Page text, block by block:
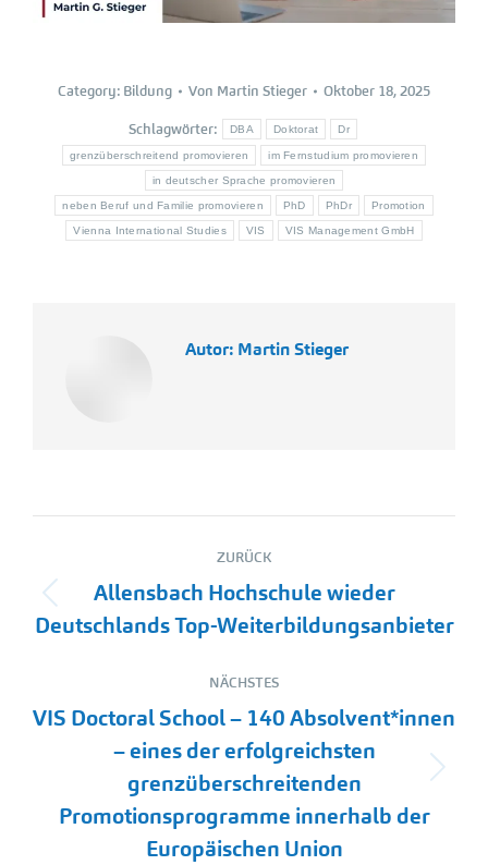
Category: Bildung Von Martin Stieger Oktober 18, 2025
Schlagwörter: DBA Doktorat Dr
grenzüberschreitend promovieren im Fernstudium promovieren
in deutscher Sprache promovieren
neben Beruf und Familie promovieren PhD PhDr Promotion
Vienna International Studies VIS VIS Management GmbH
Autor: Martin Stieger
Kommentarnavigation
ZURÜCK
Vorheriger
Beitrag:
Allensbach Hochschule wieder
Deutschlands Top-Weiterbildungsanbieter
NÄCHSTES
Nächster
Beitrag:
VIS Doctoral School – 140 Absolvent*innen
– eines der erfolgreichsten
grenzüberschreitenden
Promotionsprogramme innerhalb der
Europäischen Union